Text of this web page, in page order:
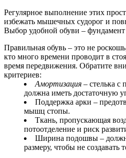
Регулярное выполнение этих
избежать мышечных судорог и
Выбор удобной обуви –
Правильная обувь – это не
кто много времени проводит в
время передвижения. Обратите
критериев:
Амортизация – стелька с
должна иметь достаточную
Поддержка арки –
мышц стопы.
Ткань, пропускающая
потоотделение и риск
Ширина подошвы –
размеру, чтобы не создавать